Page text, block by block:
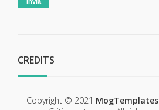
CREDITS
Copyright © 2021 MogTemplates